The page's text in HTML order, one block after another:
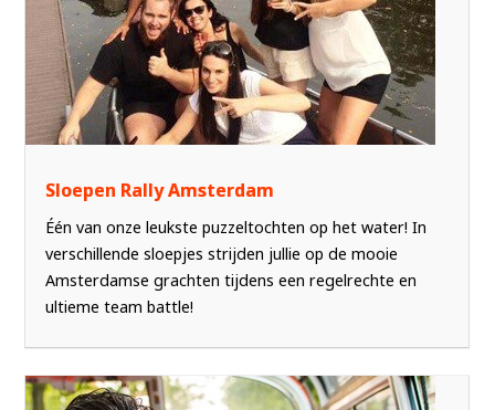
Sloepen Rally Amsterdam
Één van onze leukste puzzeltochten op het water! In
verschillende sloepjes strijden jullie op de mooie
Amsterdamse grachten tijdens een regelrechte en
ultieme team battle!